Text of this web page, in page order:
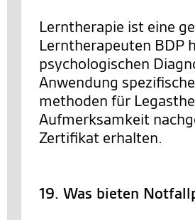
Lerntherapie ist eine
Lerntherapeuten BDP
psychologischen
Anwendung
methoden für
Aufmerksamkeit
Zertifikat erhalten.
19. Was bieten